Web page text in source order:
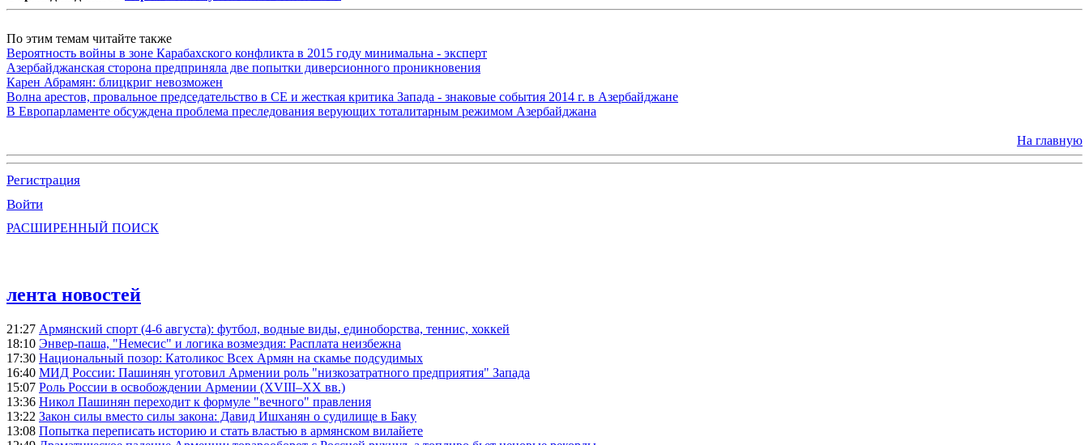
По этим темам читайте также
Вероятность войны в зоне Карабахского конфликта в 2015 году минимальна - эксперт
Азербайджанская сторона предприняла две попытки диверсионного проникновения
Карен Абрамян: блицкриг невозможен
Волна арестов, провальное председательство в СЕ и жесткая критика Запада - знаковые события 2014 г. в Азербайджане
В Европарламенте обсуждена проблема преследования верующих тоталитарным режимом Азербайджана
На главную
Регистрация
Войти
РАСШИРЕННЫЙ ПОИСК
лента новостей
21:27 Армянский спорт (4-6 августа): футбол, водные виды, единоборства, теннис, хоккей
18:10 Энвер-паша, "Немесис" и логика возмездия: Расплата неизбежна
17:30 Национальный позор: Католикос Всех Армян на скамье подсудимых
16:40 МИД России: Пашинян уготовил Армении роль "низкозатратного предприятия" Запада
15:07 Роль России в освобождении Армении (XVIII–XX вв.)
13:36 Никол Пашинян переходит к формуле "вечного" правления
13:22 Закон силы вместо силы закона: Давид Ишханян о судилище в Баку
13:08 Попытка переписать историю и стать властью в армянском вилайете